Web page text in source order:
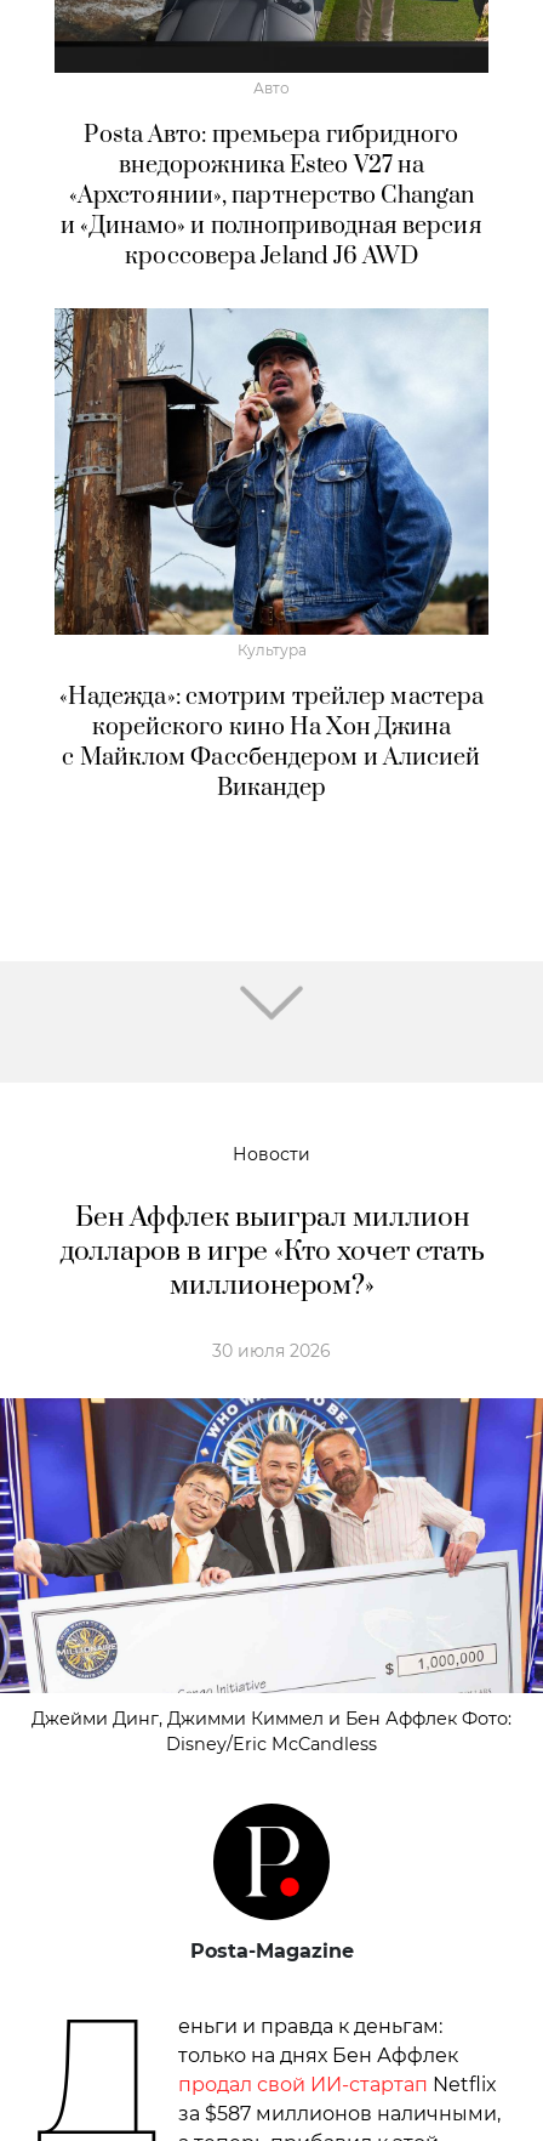
Авто
Posta Авто: премьера гибридного
внедорожника Esteo V27 на
«Архстоянии», партнерство Changan
и «Динамо» и полноприводная версия
кроссовера Jeland J6 AWD
Культура
«Надежда»: смотрим трейлер мастера
корейского кино На Хон Джина
с Майклом Фассбендером и Алисией
Викандер
Новости
Бен Аффлек выиграл миллион
долларов в игре «Кто хочет стать
миллионером?»
30 июля 2026
Джейми Динг, Джимми Киммел и Бен Аффлек Фото:
Disney/Eric McCandless
Posta-Magazine
Д
еньги и правда к деньгам:
только на днях Бен Аффлек
продал свой ИИ-стартап Netflix
за $587 миллионов наличными,